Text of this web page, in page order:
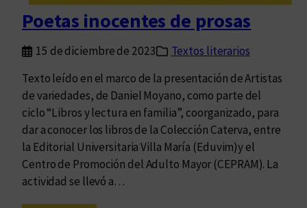
Poetas inocentes de prosas
15 de diciembre de 2023
Textos literarios
Texto leído en el marco de la presentación de Artistas
de variedades, de Daniel Moyano, como parte del
ciclo “Libros y lectura en familia”, coorganizado, para
dar a conocer los libros de la Colección Caterva, entre
la Editorial Universitaria Villa María (Eduvim)y el
Centro de Promoción del Adulto Mayor (CEPRAM). La
actividad se llevó a…